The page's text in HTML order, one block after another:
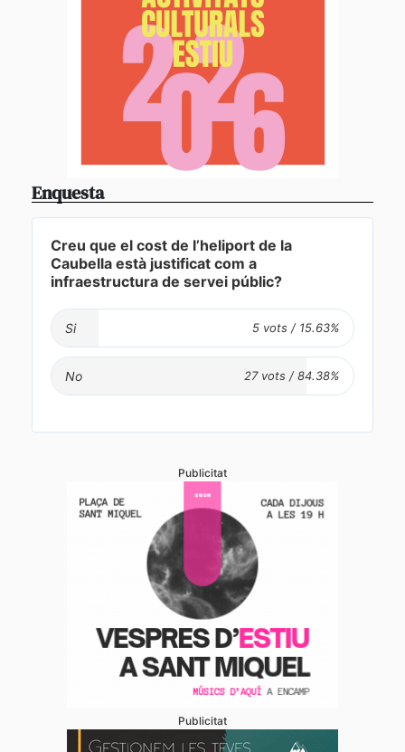
Enquesta
Creu que el cost de l’heliport de la
Caubella està justificat com a
infraestructura de servei públic?
Si
No
Publicitat
Publicitat